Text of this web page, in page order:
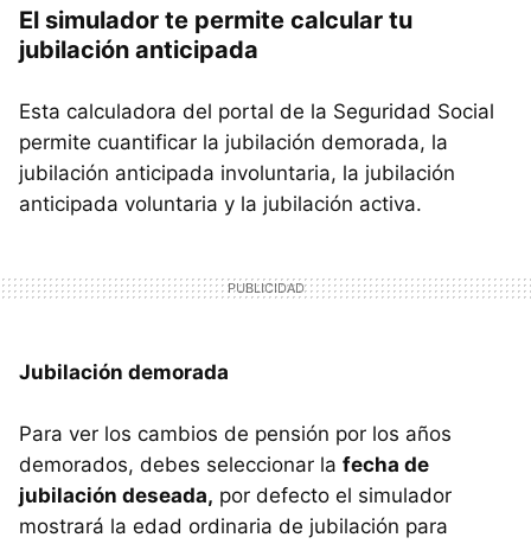
El simulador te permite calcular tu
jubilación anticipada
Esta calculadora del portal de la Seguridad Social
permite cuantificar la jubilación demorada, la
jubilación anticipada involuntaria, la jubilación
anticipada voluntaria y la jubilación activa.
Jubilación demorada
Para ver los cambios de pensión por los años
demorados, debes seleccionar la fecha de
jubilación deseada, por defecto el simulador
mostrará la edad ordinaria de jubilación para